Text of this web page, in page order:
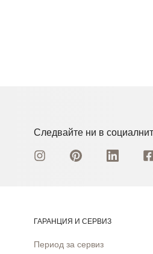
Следвайте ни в
ГАРАНЦИЯ И СЕРВИЗ
Период за сервиз